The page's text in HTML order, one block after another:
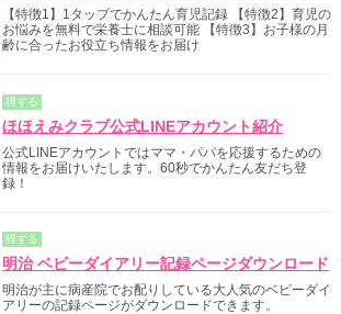
【特徴1】1タップでかんたん育児記録 【特徴2】育児の
お悩みを無料で栄養士に相談可能 【特徴3】お子様の月
齢に合ったお役立ち情報をお届け
得する
ほほえみクラブ公式LINEアカウント紹介
公式LINEアカウントではママ・パパを応援するための
情報をお届けいたします。60秒でかんたん友だち登
録！
得する
明治 ベビーダイアリー記録ページダウンロード
明治が主に病産院でお配りしている大人気のベビーダイ
アリーの記録ページがダウンロードできます。